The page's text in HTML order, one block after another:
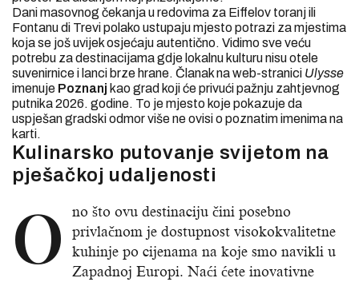
Dani masovnog čekanja u redovima za Eiffelov toranj ili
Fontanu di Trevi polako ustupaju mjesto potrazi za mjestima
koja se još uvijek osjećaju autentično. Vidimo sve veću
potrebu za destinacijama gdje lokalnu kulturu nisu otele
suvenirnice i lanci brze hrane. Članak na web-stranici Ulysse
imenuje Poznanj kao grad koji će privući pažnju zahtjevnog
putnika 2026. godine. To je mjesto koje pokazuje da
uspješan gradski odmor više ne ovisi o poznatim imenima na
karti.
Kulinarsko putovanje svijetom na
pješačkoj udaljenosti
O
no što ovu destinaciju čini posebno
privlačnom je dostupnost visokokvalitetne
kuhinje po cijenama na koje smo navikli u
Zapadnoj Europi. Naći ćete inovativne